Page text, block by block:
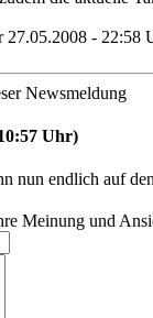
27.05.2008 - 22:58
Newsmeldung
Uhr)
nun endlich auf
Meinung und